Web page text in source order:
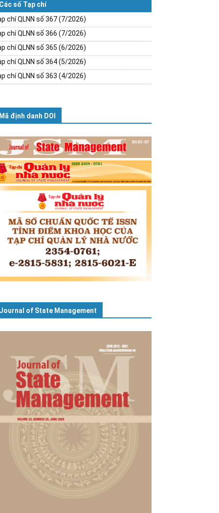
Các số Tạp chí
chí QLNN số 367 (7/2026)
chí QLNN số 366 (7/2026)
chí QLNN số 365 (6/2026)
chí QLNN số 364 (5/2026)
chí QLNN số 363 (4/2026)
Mã định danh DOI
Journal of State Management